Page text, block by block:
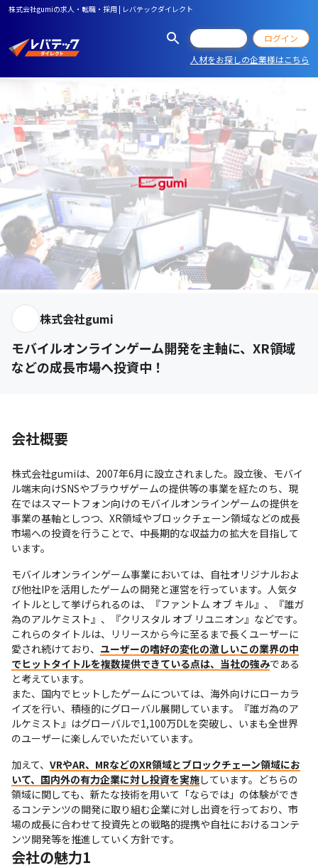
株式会社gumiの求人・転職・採用 | レバテックダイレクト
ログイン
人材をお探しの企業様はこちら
株式会社gumi
モバイルオンラインゲーム開発を主軸に、XR領域
などの成長市場へ投資中！
会社概要
株式会社gumiは、2007年6月に設立されました。設立後、モバイ
ル端末向けSNSやブラウザゲームの提供等の事業を経たのち、現
在ではスマートフォン向けのモバイルオンラインゲームの提供を
事業の基軸としつつ、XR領域やブロックチェーン領域などの成長
市場への投資を行うことで、中長期的な収益力の拡大を目指して
います。
モバイルオンラインゲーム事業においては、自社オリジナルおよ
び他社IPを活用したゲームの開発と運営を行っています。人気タ
イトルとして挙げられるのは、『ファントム オブ キル』、『誰ガ
為のアルケミスト』、『クリスタル オブ リユニオン』などです。
これらのタイトルは、リリースから今に至るまで長くユーザーに
愛され続けており、 ユーザーの嗜好の変化の激しいこの業界の中
でヒットタイトルを複数提供できている点は、当社の強みである
と考えています。
また、国内でヒットしたゲームについては、海外向けにローカラ
イズを行い、積極的にグローバル展開しています。『誰ガ為のア
ルケミスト』はグローバルで1,100万DLを突破し、いまも全世界
のユーザーに楽しんでいただいています。
加えて、 VRやAR、MRなどのXR領域とブロックチェーン領域にお
いて、国内外の有力企業に対し投資を実施しています。どちらの
領域に関しても、新たな技術を用いて「ならでは」の体験ができ
るコンテンツの開発に取り組む企業に対し出資を行っており、市
場の成長に合わせて投資先との戦略的提携や自社におけるコンテ
ンツ開発等を推進していく方針です。
会社の魅力1